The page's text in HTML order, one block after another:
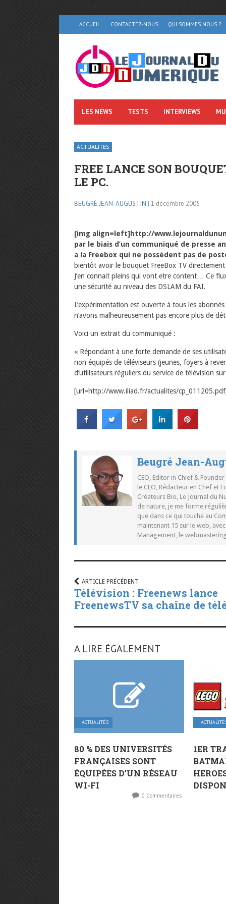
ACCUEIL CONTACTEZ-NOUS QUI SOMMES NOUS ?
LES NEWS TESTS INTERVIEWS
ACTUALITÉS
FREE LANCE SON
LE PC.
BEUGRÉ JEAN-AUGUSTIN | 1 décembre 2005
[img align=left]http://
par le biais d’un communiqué de presse
a la Freebox qui ne possèdent pas de
bientôt avoir le bouquet FreeBox TV
J’en connait pleins qui vont etre content… Ce
une sécurité au niveau des DSLAM du FAI.
L’expérimentation est ouverte à tous les
n’avons malheureusement pas encore plus de
Voici un extrait du communiqué :
« Répondant à une forte demande de ses
non équipés de téléviseurs (jeunes, foyers à
d’utilisateurs réguliers du service de télévision
[url=http://www.iliad.fr/actualites/
Beugré Jean-
CEO, Editor in Chief &
le CEO, Rédacteur en Chef et
Créateurs Bio, Le Journal du
de nature, je me forme
que dans ce qui touche au
maintenant 15 sur le web,
Management, le
ARTICLE PRÉCÉDENT
Télévision : Freenews lance
FreenewsTV sa chaîne de
A LIRE ÉGALEMENT
ACTUALITÉS
80 % DES UNIVERSITÉS
FRANÇAISES SONT
ÉQUIPÉES D’UN RÉSEAU
WI-FI
0 Commentaires
1ER